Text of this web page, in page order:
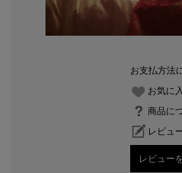
お支払方法
お気に
商品に
レビュ
レビュー